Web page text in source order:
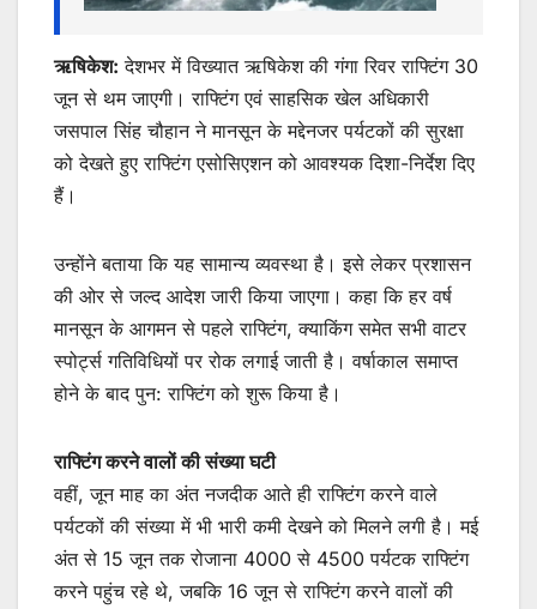
ऋषिकेश: देशभर में विख्यात ऋषिकेश की गंगा रिवर राफ्टिंग 30
जून से थम जाएगी। राफ्टिंग एवं साहसिक खेल अधिकारी
जसपाल सिंह चौहान ने मानसून के मद्देनजर पर्यटकों की सुरक्षा
को देखते हुए राफ्टिंग एसोसिएशन को आवश्यक दिशा-निर्देश दिए
हैं।
उन्होंने बताया कि यह सामान्य व्यवस्था है। इसे लेकर प्रशासन
की ओर से जल्द आदेश जारी किया जाएगा। कहा कि हर वर्ष
मानसून के आगमन से पहले राफ्टिंग, क्याकिंग समेत सभी वाटर
स्पोर्ट्स गतिविधियों पर रोक लगाई जाती है। वर्षाकाल समाप्त
होने के बाद पुन: राफ्टिंग को शुरू किया है।
राफ्टिंग करने वालों की संख्या घटी
वहीं, जून माह का अंत नजदीक आते ही राफ्टिंग करने वाले
पर्यटकों की संख्या में भी भारी कमी देखने को मिलने लगी है। मई
अंत से 15 जून तक रोजाना 4000 से 4500 पर्यटक राफ्टिंग
करने पहुंच रहे थे, जबकि 16 जून से राफ्टिंग करने वालों की